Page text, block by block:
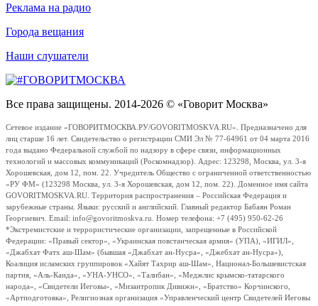
Реклама на радио
Города вещания
Наши слушатели
Все права защищены. 2014-2026 © «Говорит Москва»
Сетевое издание «ГОВОРИТМОСКВА.РУ/GOVORITMOSKVA.RU». Предназначено для
лиц старше 16 лет. Свидетельство о регистрации СМИ Эл № 77-64961 от 04 марта 2016
года выдано Федеральной службой по надзору в сфере связи, информационных
технологий и массовых коммуникаций (Роскомнадзор). Адрес: 123298, Москва, ул. 3-я
Хорошевская, дом 12, пом. 22. Учредитель Общество с ограниченной ответственностью
«РУ ФМ» (123298 Москва, ул. 3-я Хорошевская, дом 12, пом. 22). Доменное имя сайта
GOVORITMOSKVA.RU. Территория распространения – Российская Федерация и
зарубежные страны. Языки: русский и английский. Главный редактор Бабаян Роман
Георгиевич. Email: info@govoritmoskva.ru. Номер телефона: +7 (495) 950-62-26
*Экстремистские и террористические организации, запрещенные в Российской
Федерации: «Правый сектор», «Украинская повстанческая армия» (УПА), «ИГИЛ»,
«Джабхат Фатх аш-Шам» (бывшая «Джабхат ан-Нусра», «Джебхат ан-Нусра»),
Коалиция исламских группировок «Хайят Тахрир аш-Шам», Национал-Большевистская
партия, «Аль-Каида», «УНА-УНСО», «Талибан», «Меджлис крымско-татарского
народа», «Свидетели Иеговы», «Мизантропик Дивижн», «Братство» Корчинского,
«Артподготовка», Религиозная организация «Управленческий центр Свидетелей Иеговы